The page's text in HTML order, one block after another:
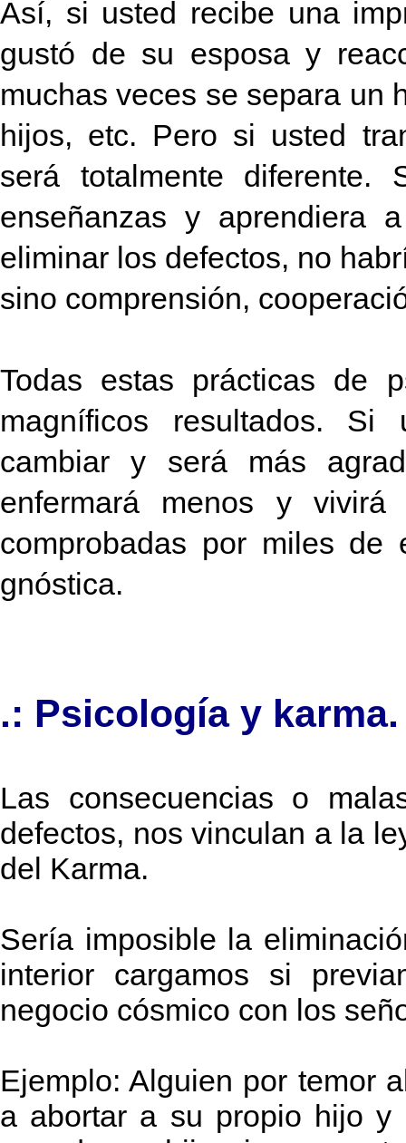
Así, si usted recibe una
gustó de su esposa y
muchas veces se separa un
hijos, etc. Pero si usted
será totalmente diferente.
enseñanzas y aprendiera
eliminar los defectos, no
sino comprensión,
Todas estas prácticas de
magníficos resultados.
cambiar y será más
enfermará menos y
comprobadas por miles de
gnóstica.
.: Psicología y karma.
Las consecuencias o
defectos, nos vinculan a la
del Karma.
Sería imposible la
interior cargamos si
negocio cósmico con los
Ejemplo: Alguien por temor
a abortar a su propio hijo y